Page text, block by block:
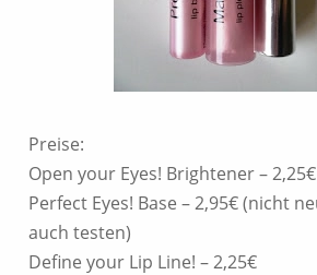
Preise:
Open your Eyes! Brightener – 2,25€
Perfect Eyes! Base – 2,95€ (nicht
auch testen)
Define your Lip Line! – 2,25€